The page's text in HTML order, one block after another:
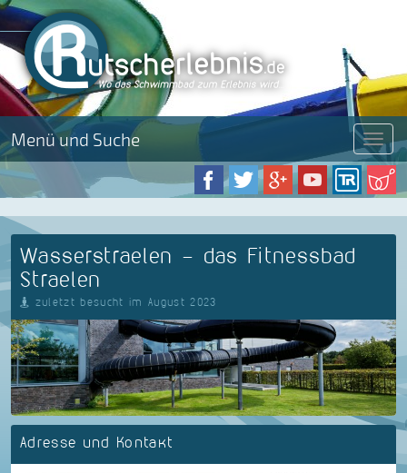
Menü und Suche Menü
Wasserstraelen - das Fitnessbad
Straelen
zuletzt besucht im August 2023
Adresse und Kontakt